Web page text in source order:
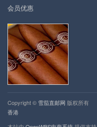
会员优惠
Copyright © 雪茄直邮网 版权所有
香港